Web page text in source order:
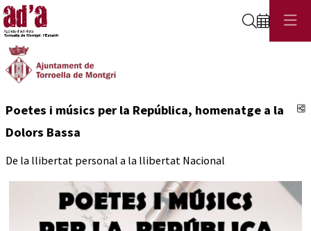
Cerca
Poetes i músics per la República, homenatge a la
Dolors Bassa
De la llibertat personal a la llibertat Nacional